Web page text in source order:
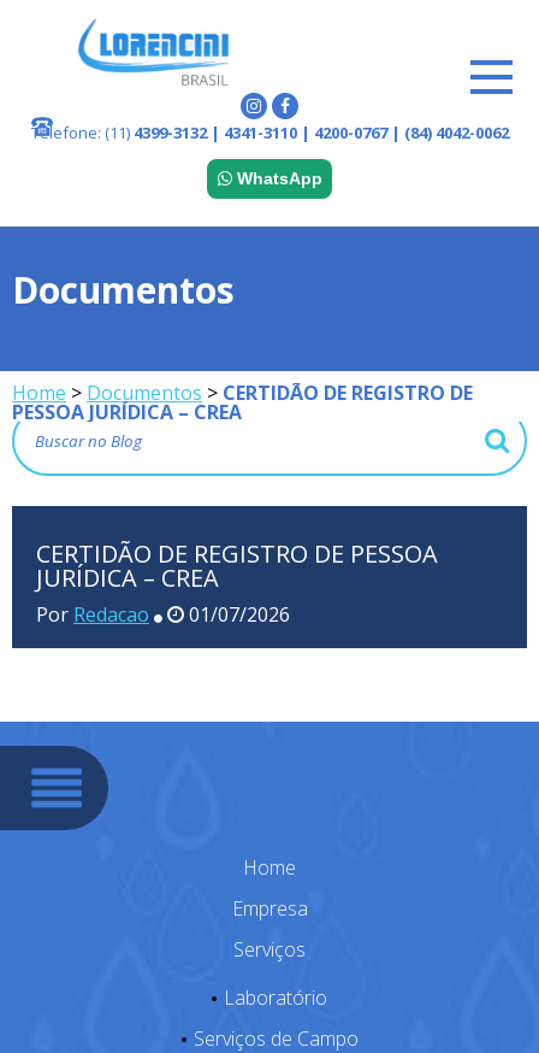
Telefone: (11) 4399-3132 | 4341-3110 | 4200-0767 | (84) 4042-0062
WhatsApp
Documentos
Home > Documentos > CERTIDÃO DE REGISTRO DE
PESSOA JURÍDICA – CREA
CERTIDÃO DE REGISTRO DE PESSOA
JURÍDICA – CREA
Por Redacao 01/07/2026
Home
Empresa
Serviços
Laboratório
Serviços de Campo